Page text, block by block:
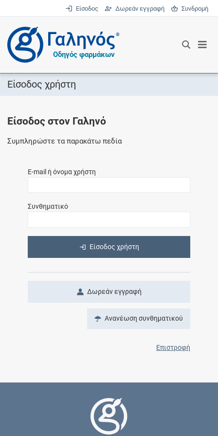
Είσοδος Δωρεάν εγγραφή Συνδρομή
®
Οδηγός φαρμάκων
Είσοδος χρήστη
Είσοδος στον Γαληνό
Συμπληρώστε τα παρακάτω πεδία
E-mail ή όνομα χρήστη
Συνθηματικό
Είσοδος χρήστη
Δωρεάν εγγραφή
Ανανέωση συνθηματικού
Επιστροφή